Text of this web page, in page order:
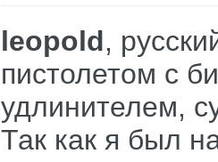
leopold,
пистолетом с
удлинителем,
Так как я был